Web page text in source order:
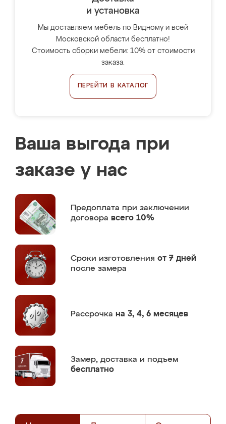
и установка
Мы доставляем мебель по Видному и всей
Московской области бесплатно!
Стоимость сборки мебели: 10% от стоимости
заказа.
ПЕРЕЙТИ В КАТАЛОГ
Ваша выгода при
заказе у нас
Предоплата при заключении
договора всего 10%
Сроки изготовления от 7 дней
после замера
Рассрочка на 3, 4, 6 месяцев
Замер, доставка и подъем
бесплатно